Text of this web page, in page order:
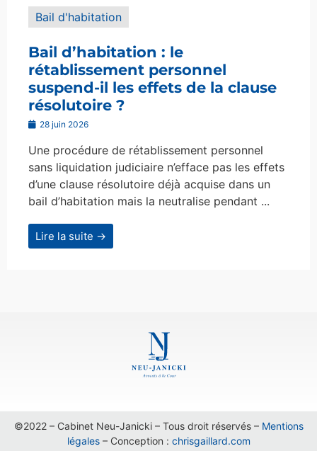
Bail d'habitation
Bail d’habitation : le
rétablissement personnel
suspend-il les effets de la clause
résolutoire ?
28 juin 2026
Une procédure de rétablissement personnel
sans liquidation judiciaire n’efface pas les effets
d’une clause résolutoire déjà acquise dans un
bail d’habitation mais la neutralise pendant ...
Lire la suite →
©2022 – Cabinet Neu-Janicki – Tous droit réservés – Mentions
légales– Conception : chrisgaillard.com